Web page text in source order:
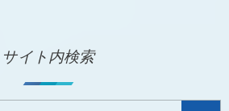
サイト内検索